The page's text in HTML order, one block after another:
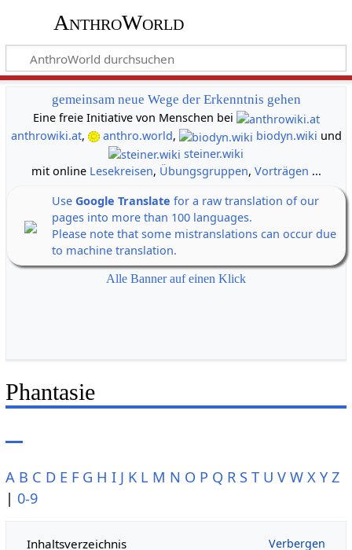
AnthroWorld
gemeinsam neue Wege der Erkenntnis gehen
Eine freie Initiative von Menschen bei
anthrowiki.at, anthro.world, biodyn.wiki und
steiner.wiki
mit online Lesekreisen, Übungsgruppen, Vorträgen ...
Use Google Translate for a raw translation of our
pages into more than 100 languages.
Please note that some mistranslations can occur due
to machine translation.
Alle Banner auf einen Klick
Phantasie
A B C D E F G H I J K L M N O P Q R S T U V W X Y Z
| 0-9
Inhaltsverzeichnis